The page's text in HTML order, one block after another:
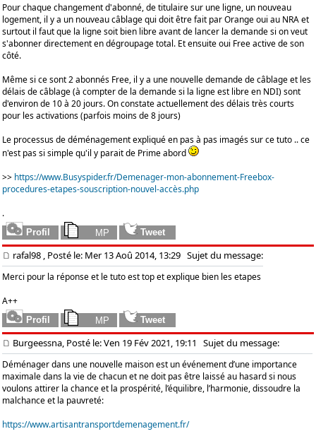
Pour chaque changement d'abonné, de titulaire sur une ligne, un nouveau
logement, il y a un nouveau câblage qui doit être fait par Orange oui au NRA et
surtout il faut que la ligne soit bien libre avant de lancer la demande si on veut
s'abonner directement en dégroupage total. Et ensuite oui Free active de son
côté.
Même si ce sont 2 abonnés Free, il y a une nouvelle demande de câblage et les
délais de câblage (à compter de la demande si la ligne est libre en NDI) sont
d'environ de 10 à 20 jours. On constate actuellement des délais très courts
pour les activations (parfois moins de 8 jours)
Le processus de déménagement expliqué en pas à pas imagés sur ce tuto .. ce
n'est pas si simple qu'il y parait de Prime abord
>> https://www.Busyspider.fr/Demenager-mon-abonnement-Freebox-
procedures-etapes-souscription-nouvel-accès.php
.
rafal98 , Posté le: Mer 13 Aoû 2014, 13:29 Sujet du message:
Merci pour la réponse et le tuto est top et explique bien les etapes
A++
Burgeessna, Posté le: Ven 19 Fév 2021, 19:11 Sujet du message:
Déménager dans une nouvelle maison est un événement d’une importance
maximale dans la vie de chacun et ne doit pas être laissé au hasard si nous
voulons attirer la chance et la prospérité, l’équilibre, l’harmonie, dissoudre la
malchance et la pauvreté:
https://www.artisantransportdemenagement.fr/